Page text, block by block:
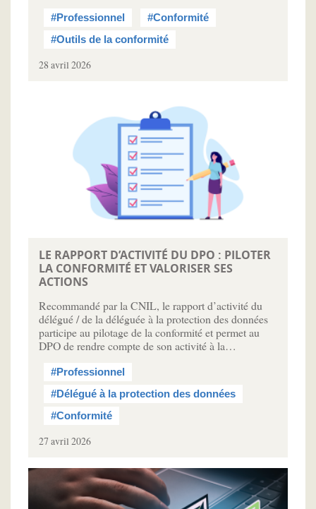
#Professionnel
#Conformité
#Outils de la conformité
28 avril 2026
LE RAPPORT D’ACTIVITÉ DU DPO : PILOTER
LA CONFORMITÉ ET VALORISER SES
ACTIONS
Recommandé par la CNIL, le rapport d’activité du
délégué / de la déléguée à la protection des données
participe au pilotage de la conformité et permet au
DPO de rendre compte de son activité à la…
#Professionnel
#Délégué à la protection des données
#Conformité
27 avril 2026